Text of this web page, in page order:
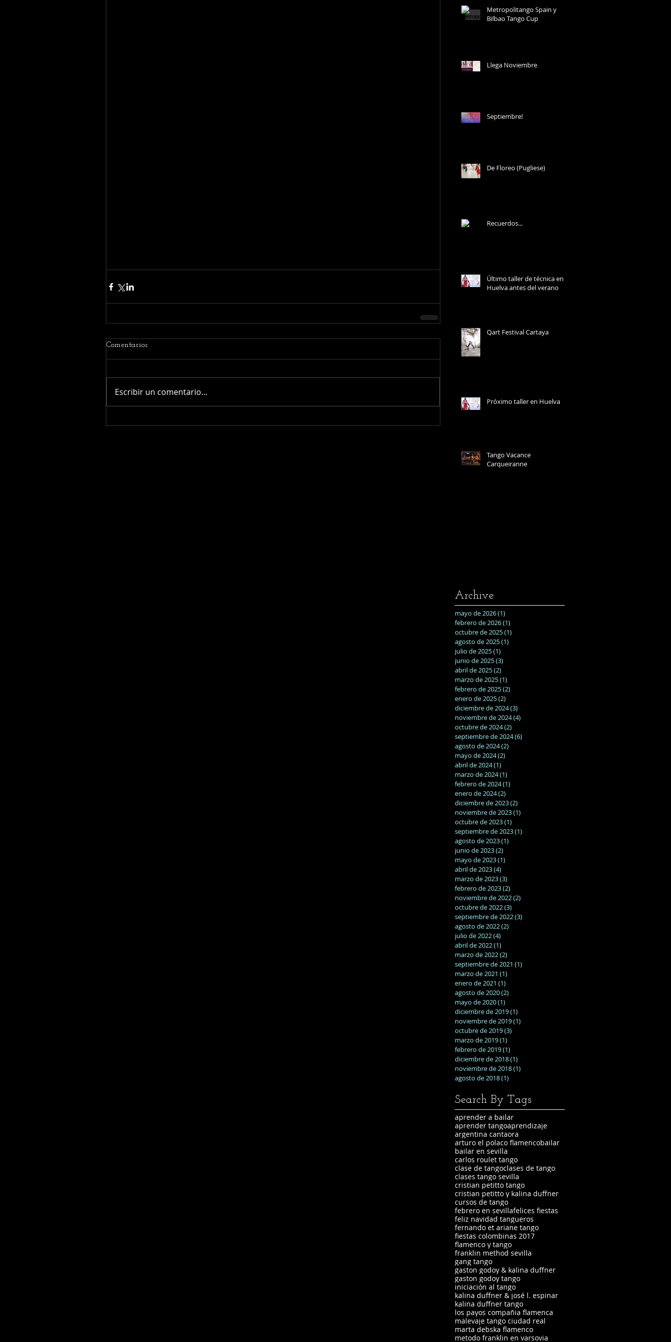
Comentarios
Escribir un comentario...
Metropolitango Spain y
Bilbao Tango Cup
Llega Noviembre
Septiembre!
De Floreo (Pugliese)
Recuerdos...
Último taller de técnica en
Huelva antes del verano
Qart Festival Cartaya
Próximo taller en Huelva
Tango Vacance
Carqueiranne
Archive
mayo de 2026(1)
febrero de 2026(1)
octubre de 2025(1)
agosto de 2025(1)
julio de 2025(1)
junio de 2025(3)
abril de 2025(2)
marzo de 2025(1)
febrero de 2025(2)
enero de 2025(2)
diciembre de 2024(3)
noviembre de 2024(4)
octubre de 2024(2)
septiembre de 2024(6)
agosto de 2024(2)
mayo de 2024(2)
abril de 2024(1)
marzo de 2024(1)
febrero de 2024(1)
enero de 2024(2)
diciembre de 2023(2)
noviembre de 2023(1)
octubre de 2023(1)
septiembre de 2023(1)
agosto de 2023(1)
junio de 2023(2)
mayo de 2023(1)
abril de 2023(4)
marzo de 2023(3)
febrero de 2023(2)
noviembre de 2022(2)
octubre de 2022(3)
septiembre de 2022(3)
agosto de 2022(2)
julio de 2022(4)
abril de 2022(1)
marzo de 2022(2)
septiembre de 2021 (1)
marzo de 2021 (1)
enero de 2021 (1)
agosto de 2020(2)
mayo de 2020(1)
diciembre de 2019(1)
noviembre de 2019(1)
octubre de 2019(3)
marzo de 2019(1)
febrero de 2019(1)
diciembre de 2018(1)
noviembre de 2018(1)
agosto de 2018(1)
Search By Tags
aprender a bailar
aprender tangoaprendizaje
argentina cantaora
arturo el polaco flamencobailar
bailar en sevilla
carlos roulet tango
clase de tangoclases de tango
clases tango sevilla
cristian petitto tango
cristian petitto y kalina duffner
cursos de tango
febrero en sevillafelices fiestas
feliz navidad tangueros
fernando et ariane tango
fiestas colombinas 2017
flamenco y tango
franklin method sevilla
gang tango
gaston godoy & kalina duffner
gaston godoy tango
iniciación al tango
kalina duffner & josé l. espinar
kalina duffner tango
los payos compañia flamenca
malevaje tango ciudad real
marta debska flamenco
metodo franklin en varsovia